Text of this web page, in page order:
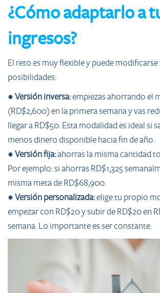
¿Cómo adaptarlo a
ingresos?
El reto es muy flexible y puede modificarse
posibilidades:
●Versión inversa:empiezas ahorrando el
(RD$2,600) en la primera semana y vas
llegar a RD$50. Esta modalidad es ideal si
menos dinero disponible hacia fin de año.
●Versión fija:ahorras la misma cantidad
Por ejemplo: si ahorras RD$1,325
misma meta de RD$68,900.
●Versión personalizada:elige tu propio
empezar con RD$20 y subir de RD$20 en
semana. Lo importante es ser constante.